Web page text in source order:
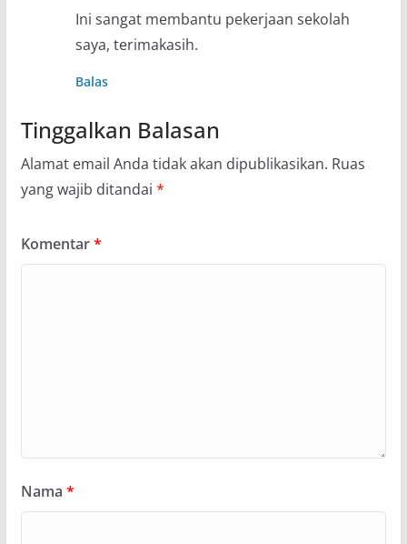
Ini sangat membantu pekerjaan sekolah
saya, terimakasih.
Balas
Tinggalkan Balasan
Alamat email Anda tidak akan dipublikasikan. Ruas
yang wajib ditandai *
Komentar*
Nama *